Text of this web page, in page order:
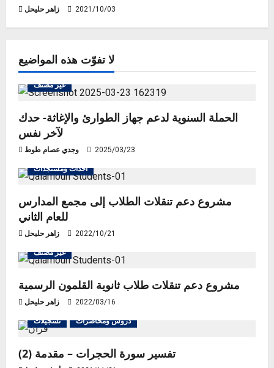
زاهر حليحل 2021/10/03
لا تفوّت هذه المواضيع
غير مصنف
الحملة السنوية لدعم جهاز الطوارئ والإغاثة- حدك
لآخر نفس
وجدي عصام طوط 2025/03/23
أحداث ومستجدات
مشروع دعم تنقلات الطلاب إلى مجمع المدارس
للعام الثاني
زاهر حليحل 2022/10/21
غير مصنف
مشروع دعم تنقلات طلاب ثانوية القلمون الرسمية
زاهر حليحل 2022/03/16
تسجيلات دروس ومحاضرات
تفسير سورة الحجرات – مقدمة (2)